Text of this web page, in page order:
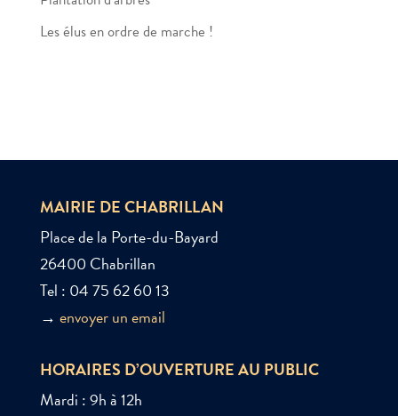
Les élus en ordre de marche !
MAIRIE DE CHABRILLAN
Place de la Porte-du-Bayard
26400 Chabrillan
Tel : 04 75 62 60 13
→ envoyer un email
HORAIRES D’OUVERTURE AU PUBLIC
Mardi : 9h à 12h